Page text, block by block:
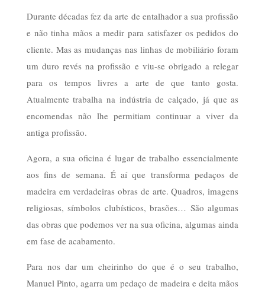
Durante décadas fez da arte de entalhador a sua profissão
e não tinha mãos a medir para satisfazer os pedidos do
cliente. Mas as mudanças nas linhas de mobiliário foram
um duro revés na profissão e viu-se obrigado a relegar
para os tempos livres a arte de que tanto gosta.
Atualmente trabalha na indústria de calçado, já que as
encomendas não lhe permitiam continuar a viver da
antiga profissão.
Agora, a sua oficina é lugar de trabalho essencialmente
aos fins de semana. É aí que transforma pedaços de
madeira em verdadeiras obras de arte. Quadros, imagens
religiosas, símbolos clubísticos, brasões… São algumas
das obras que podemos ver na sua oficina, algumas ainda
em fase de acabamento.
Para nos dar um cheirinho do que é o seu trabalho,
Manuel Pinto, agarra um pedaço de madeira e deita mãos